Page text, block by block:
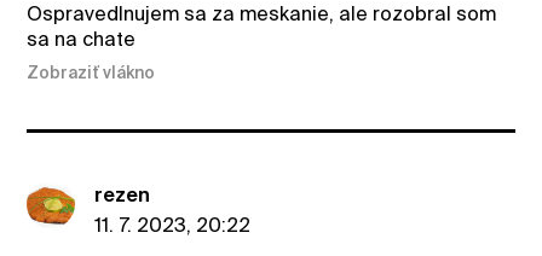
Ospravedlnujem sa za meskanie, ale rozobral som
sa na chate
Zobraziť vlákno
rezen
11. 7. 2023, 20:22